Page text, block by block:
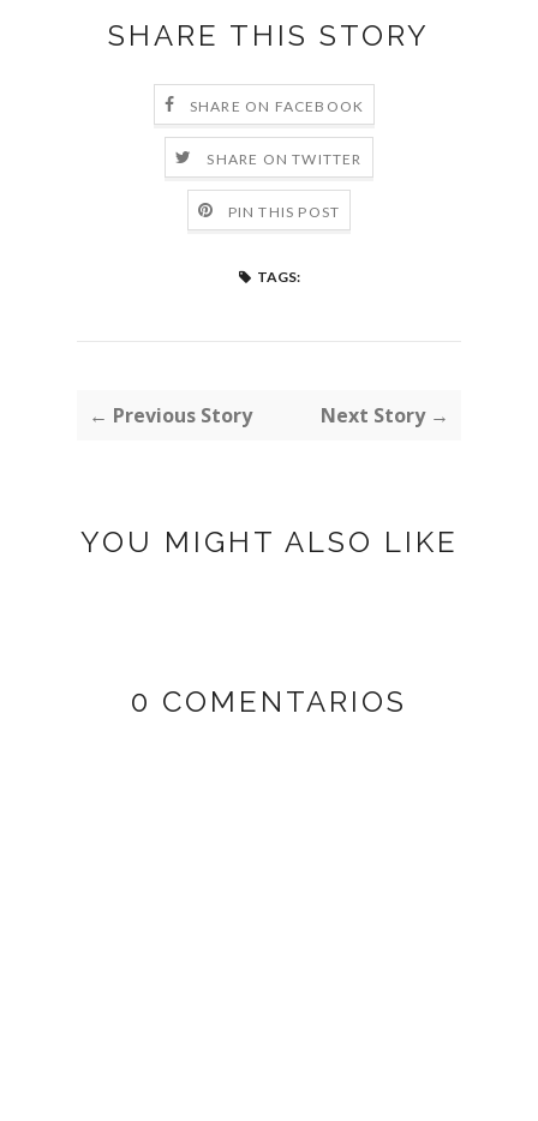
SHARE THIS STORY
SHARE ON FACEBOOK
SHARE ON TWITTER
PIN THIS POST
TAGS:
← Previous Story Next Story →
YOU MIGHT ALSO LIKE
0 COMENTARIOS